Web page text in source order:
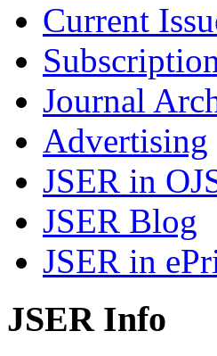
Current
Journal
Advertising
JSER in
JSER Blog
JSER in
JSER Info